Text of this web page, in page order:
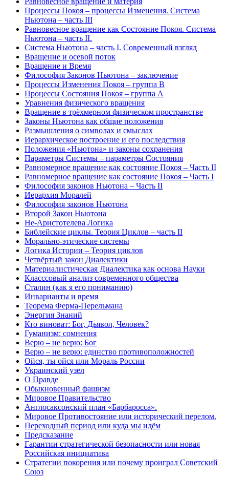
Процессы Покоя – процессы Изменения. Система
Ньютона – часть III
Равновесное вращение как Состояние Покоя. Система
Ньютона – часть II.
Система Ньютона – часть I. Современный взгляд
Вращение и осевой поток
Вращение и Время
Философия Законов Ньютона – заключение
Процессы Изменения Покоя – группа В
Процессы Состояния Покоя – группа А
Уравнения физического вращения
Вращение в трёхмерном физическом пространстве
Законы Ньютона как общие положения
Размышления о символах и смыслах
Иерархическое построение и его последствия
Положения «Ньютона» и законы сохранения
Параметры Системы – параметры Состояния
Равномерное вращение как состояние Покоя – Часть II
Равномерное вращение как состояние Покоя – Часть I
Философия законов Ньютона – Часть II
Иерархия Моралей
Философия законов Ньютона
Второй Закон Ньютона
Не-Аристотелева Логика
Библейские циклы. Теория Циклов – часть II
Морально-этические системы
Логика Истории – Теория циклов
Четвёртый закон Диалектики
Материалистическая Диалектика как основа Науки
Класссовый анализ современного общества
Сталин (как я его пониманию)
Инварианты и время
Теорема Ферма-Перельмана
Энергия Знаний
Кто виноват: Бог, Дьявол, Человек?
Гуманизм: сомнения
Верю – не верю: Бог
Верю – не верю: единство противоположностей
Ойся, ты ойся или Мораль России
Украинский узел
О Правде
Обыкновенный фашизм
Мировое Правительство
Англосаксонский план «Барбаросса».
Мировое Противостояние или исторический перелом.
Переходный период или куда мы идём
Предсказание
Гарантии стратегической безопасности или новая
Российская инициатива
Стратегии покорения или почему проиграл Советский
Союз